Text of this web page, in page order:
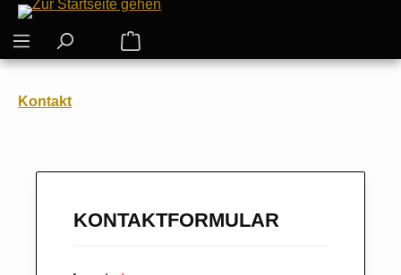
Zum Hauptinhalt springen
Warenkorb enthält 0 Positionen. Der
Kontakt
KONTAKTFORMULAR